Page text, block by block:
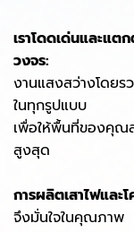
เราโดดเด่นและแต
วงจร:
งานแสงสว่างโดยร
ในทุกรูปแบบ
เพื่อให้พื้นที่ของคุณส
สูงสุด
การผลิตเสาไฟและ
จึงมั่นใจในคุณภาพ